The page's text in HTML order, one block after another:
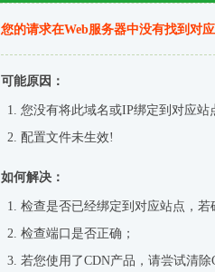
您的请求在Web服务器中没有找到对
可能原因：
您没有将此域名或IP绑定到对应站
配置文件未生效!
如何解决：
检查是否已经绑定到对应站点，
检查端口是否正确；
若您使用了CDN产品，请尝试清除